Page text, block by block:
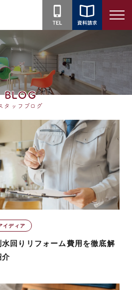
BLOG
タッフブログ
イディア
水回りリフォーム費用を徹底解
介